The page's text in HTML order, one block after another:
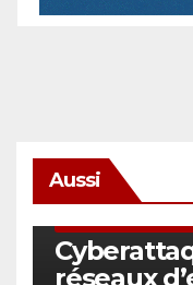
Aussi
réseaux